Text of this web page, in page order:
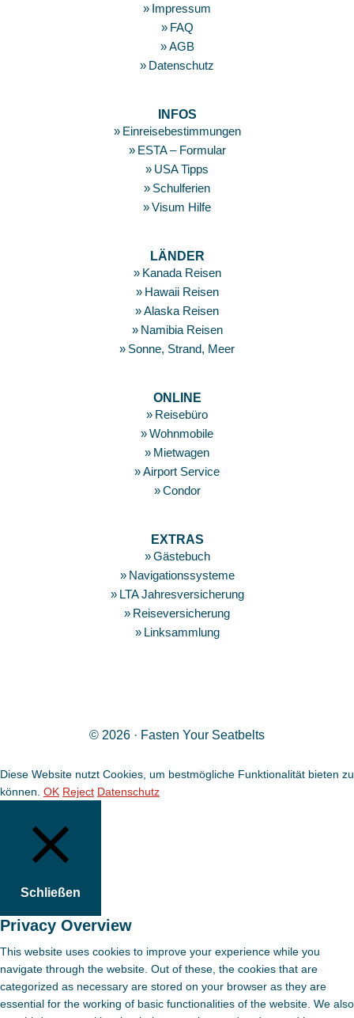
Impressum
FAQ
AGB
Datenschutz
INFOS
Einreisebestimmungen
ESTA – Formular
USA Tipps
Schulferien
Visum Hilfe
LÄNDER
Kanada Reisen
Hawaii Reisen
Alaska Reisen
Namibia Reisen
Sonne, Strand, Meer
ONLINE
Reisebüro
Wohnmobile
Mietwagen
Airport Service
Condor
EXTRAS
Gästebuch
Navigationssysteme
LTA Jahresversicherung
Reiseversicherung
Linksammlung
© 2026 · Fasten Your Seatbelts
Diese Website nutzt Cookies, um bestmögliche Funktionalität bieten zu
können. OK Reject Datenschutz
Schließen
Privacy Overview
This website uses cookies to improve your experience while you
navigate through the website. Out of these, the cookies that are
categorized as necessary are stored on your browser as they are
essential for the working of basic functionalities of the website. We also